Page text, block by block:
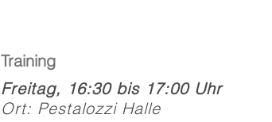
Training
Freitag, 16:30 bis 17:00 Uhr
Ort: Pestalozzi Halle